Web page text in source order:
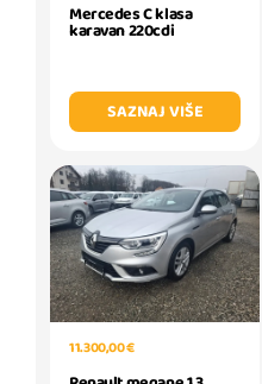
Mercedes C klasa
karavan 220cdi
SAZNAJ VIŠE
11.300,00 €